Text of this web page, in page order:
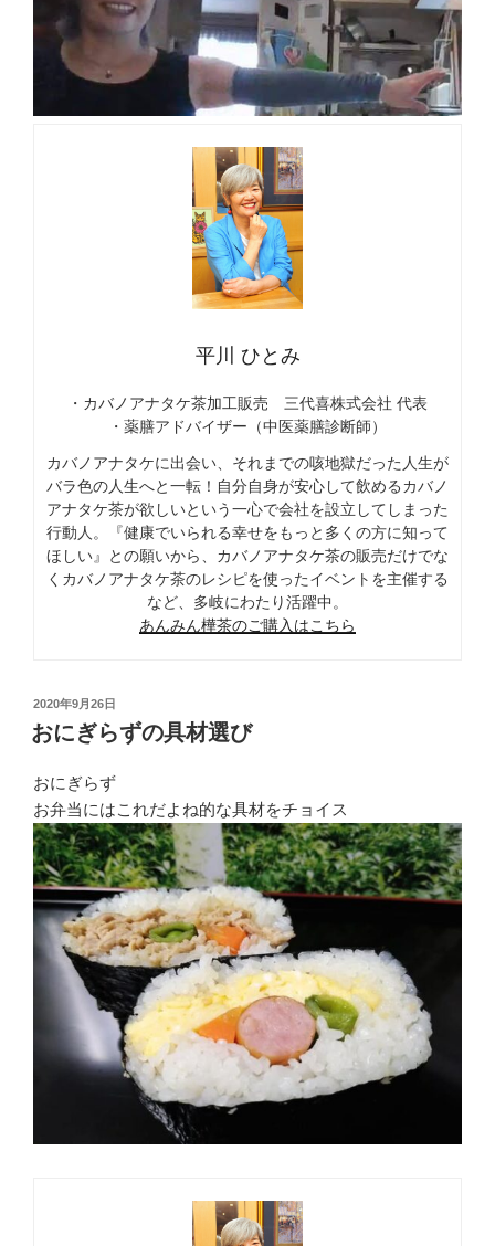
平川 ひとみ
・カバノアナタケ茶加工販売 三代喜株式会社 代表
・薬膳アドバイザー（中医薬膳診断師）
カバノアナタケに出会い、それまでの咳地獄だった人生が
バラ色の人生へと一転！自分自身が安心して飲めるカバノ
アナタケ茶が欲しいという一心で会社を設立してしまった
行動人。『健康でいられる幸せをもっと多くの方に知って
ほしい』との願いから、カバノアナタケ茶の販売だけでな
くカバノアナタケ茶のレシピを使ったイベントを主催する
など、多岐にわたり活躍中。
あんみん樺茶のご購入はこちら
投
稿
日:
2020年9月26日
おにぎらずの具材選び
おにぎらず
お弁当にはこれだよね的な具材をチョイス